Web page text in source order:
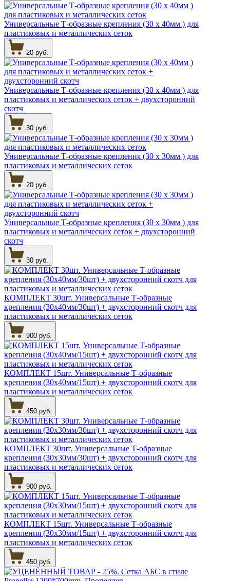
Универсальные Т-образные крепления (30 х 40мм ) для
пластиковых и металлических сеток
20 руб.
Универсальные Т-образные крепления (30 х 40мм ) для
пластиковых и металлических сеток + двухсторонний
скотч
30 руб.
Универсальные Т-образные крепления (30 х 30мм ) для
пластиковых и металлических сеток
20 руб.
Универсальные Т-образные крепления (30 х 30мм ) для
пластиковых и металлических сеток + двухсторонний
скотч
30 руб.
КОМПЛЕКТ 30шт. Универсальные Т-образные
крепления (30х40мм/30шт) + двухсторонний скотч для
пластиковых и металлических сеток
900 руб.
КОМПЛЕКТ 15шт. Универсальные Т-образные
крепления (30х40мм/15шт) + двухсторонний скотч для
пластиковых и металлических сеток
450 руб.
КОМПЛЕКТ 30шт. Универсальные Т-образные
крепления (30х30мм/30шт) + двухсторонний скотч для
пластиковых и металлических сеток
900 руб.
КОМПЛЕКТ 15шт. Универсальные Т-образные
крепления (30х30мм/15шт) + двухсторонний скотч для
пластиковых и металлических сеток
450 руб.